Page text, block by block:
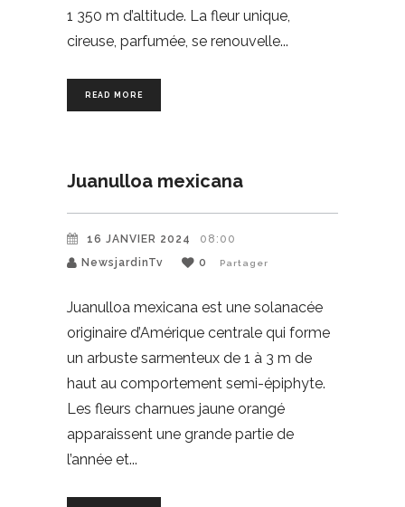
1 350 m d’altitude. La fleur unique,
cireuse, parfumée, se renouvelle
READ MORE
Juanulloa mexicana
16 JANVIER 2024
08:00
NewsjardinTv
0 Partager
Juanulloa mexicana est une solanacée
originaire d’Amérique centrale qui forme
un arbuste sarmenteux de 1 à 3 m de
haut au comportement semi-épiphyte.
Les fleurs charnues jaune orangé
apparaissent une grande partie de
l’année et